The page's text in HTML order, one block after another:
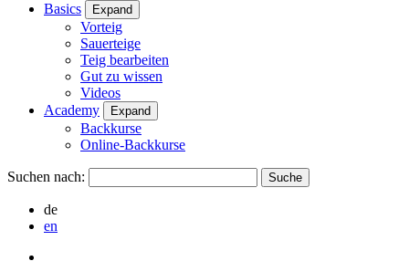
Basics
Expand
Vorteig
Sauerteige
Teig bearbeiten
Gut zu wissen
Videos
Academy
Expand
Backkurse
Online-Backkurse
Suchen nach:
de
en